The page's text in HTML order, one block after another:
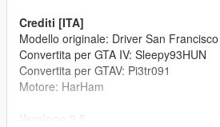
Crediti [ITA]
Modello originale: Driver San Francisco
Convertita per GTA IV: Sleepy93HUN
Convertita per GTAV: Pi3tr091
Motore: HarHam